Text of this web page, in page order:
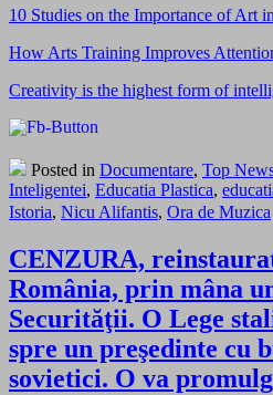
10 Studies on the Importance of Art
How Arts Training Improves
Creativity is the highest form of
Posted in Documentare, Top
Inteligentei, Educatia Plastica,
Istoria, Nicu Alifantis, Ora de Muzica
CENZURA,
România, prin mâna
Securităţii. O Lege
spre un preşedinte cu
sovietici. O va